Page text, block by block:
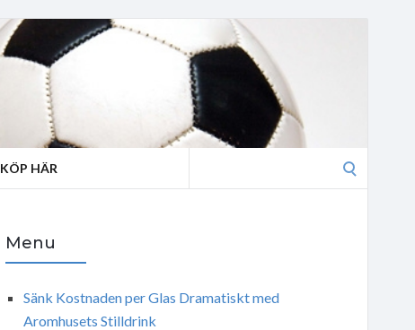
KÖP HÄR
Menu
Sänk Kostnaden per Glas Dramatiskt med
Aromhusets Stilldrink